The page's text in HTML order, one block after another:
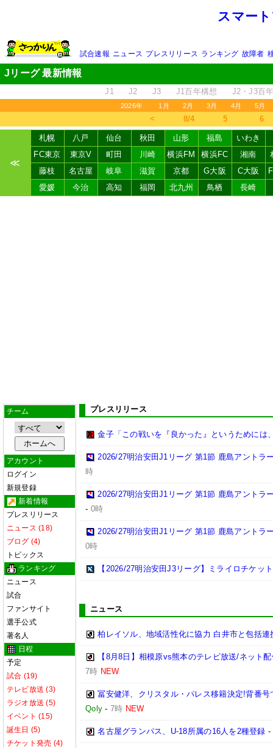
スマー
試合速報 ニュース プレスリリース ランキング 故障者
Jリーグ 最新情報
J1 J2 J3 J1百年構想 J2・J3百
2026年 1月 2月 3月 4月 5月
＜ 8/4 5 6
≪
札幌 八戸 仙台 秋田 山形 福島
いわき
FC東京
東京V 町田 川崎 横浜FM 横浜FC 湘南
藤枝
名古屋 岐阜 滋賀 京都 G大阪 C大阪
愛媛
今治 高知 福岡 北九州 鳥栖 長崎
チーム
アカウント
ログイン
新規登録
新着情報
プレスリリース
ニュース (18)
ブログ (4)
トピックス
ランキング
ニュース
試合
ファンサイト
選手公式
著名人
日程
予定
試合 (19)
テレビ放送 (3)
ラジオ放送 (5)
イベント (15)
誕生日 (5)
チケット発売 (4)
プレスリリース
金子「この戦いを『良かった』というためには
2026/27明治安田J1リーグ 第1節 鹿島アントラ
時
2026/27明治安田J1リーグ 第1節 鹿島アントラ
- 0時
2026/27明治安田J1リーグ 第1節 鹿島アントラ
0時
【2026/27明治安田J3リーグ】ミライロチケッ
ニュース
柏レイソル、地域活性化に協力 白井市と包括連
【8月8日】相模原vs熊本のテレビ放送/ネット
7時 NEW
冨安健洋、クリスタル・パレス移籍決定!背番
Qoly - 7時 NEW
名古屋グランパス、U-18所属の16人を2種登録 -